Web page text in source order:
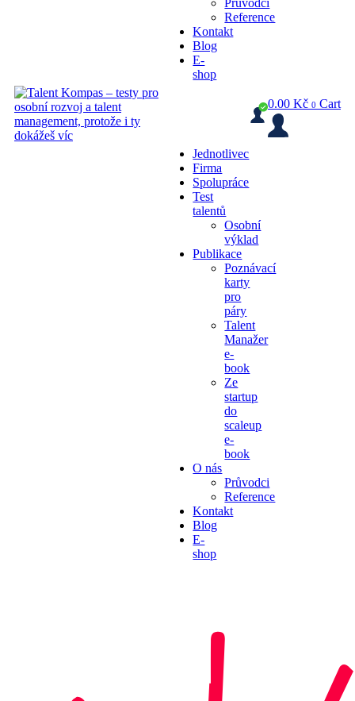
Průvodci
Reference
Kontakt
Blog
E-
shop
Jednotlivec
Firma
Spolupráce
Test
talentů
Osobní
výklad
Publikace
Poznávací
karty
pro
páry
Talent
Manažer
e-
book
Ze
startup
do
scaleup
e-
book
O nás
Průvodci
Reference
Kontakt
Blog
E-
shop
0.00 Kč 0 Cart